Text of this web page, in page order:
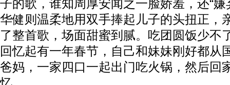
子的歌，谁知周厚安闻之一脸娇羞，还“嫌
华健则温柔地用双手捧起儿子的头扭正，
了整首歌，场面甜蜜到腻。吃团圆饭少不
回忆起有一年春节，自己和妹妹刚好都从
爸妈，一家四口一起出门吃火锅，然后回